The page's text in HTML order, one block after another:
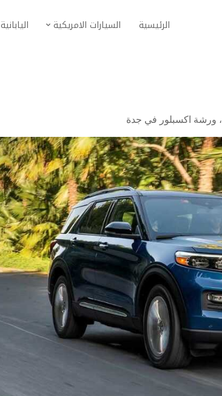
الرئيسية السيارات الامريكية اليابانية
، ورشة اكسبلور في جدة